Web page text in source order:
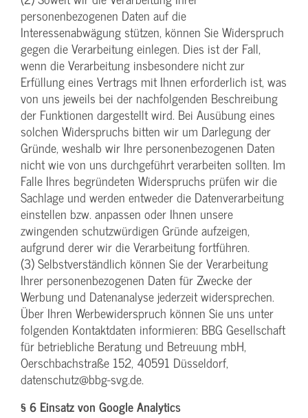
personenbezogenen Daten auf die
Interessenabwägung stützen, können Sie Widerspruch
gegen die Verarbeitung einlegen. Dies ist der Fall,
wenn die Verarbeitung insbesondere nicht zur
Erfüllung eines Vertrags mit Ihnen erforderlich ist, was
von uns jeweils bei der nachfolgenden Beschreibung
der Funktionen dargestellt wird. Bei Ausübung eines
solchen Widerspruchs bitten wir um Darlegung der
Gründe, weshalb wir Ihre personenbezogenen Daten
nicht wie von uns durchgeführt verarbeiten sollten. Im
Falle Ihres begründeten Widerspruchs prüfen wir die
Sachlage und werden entweder die Datenverarbeitung
einstellen bzw. anpassen oder Ihnen unsere
zwingenden schutzwürdigen Gründe aufzeigen,
aufgrund derer wir die Verarbeitung fortführen.
(3) Selbstverständlich können Sie der Verarbeitung
Ihrer personenbezogenen Daten für Zwecke der
Werbung und Datenanalyse jederzeit widersprechen.
Über Ihren Werbewiderspruch können Sie uns unter
folgenden Kontaktdaten informieren: BBG Gesellschaft
für betriebliche Beratung und Betreuung mbH,
Oerschbachstraße 152, 40591 Düsseldorf,
datenschutz@bbg-svg.de.
§ 6 Einsatz von Google Analytics